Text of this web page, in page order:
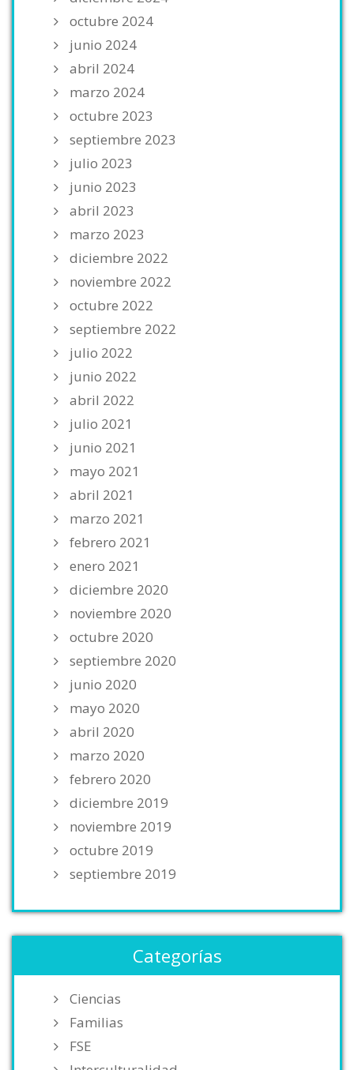
octubre 2024
junio 2024
abril 2024
marzo 2024
octubre 2023
septiembre 2023
julio 2023
junio 2023
abril 2023
marzo 2023
diciembre 2022
noviembre 2022
octubre 2022
septiembre 2022
julio 2022
junio 2022
abril 2022
julio 2021
junio 2021
mayo 2021
abril 2021
marzo 2021
febrero 2021
enero 2021
diciembre 2020
noviembre 2020
octubre 2020
septiembre 2020
junio 2020
mayo 2020
abril 2020
marzo 2020
febrero 2020
diciembre 2019
noviembre 2019
octubre 2019
septiembre 2019
Categorías
Ciencias
Familias
FSE